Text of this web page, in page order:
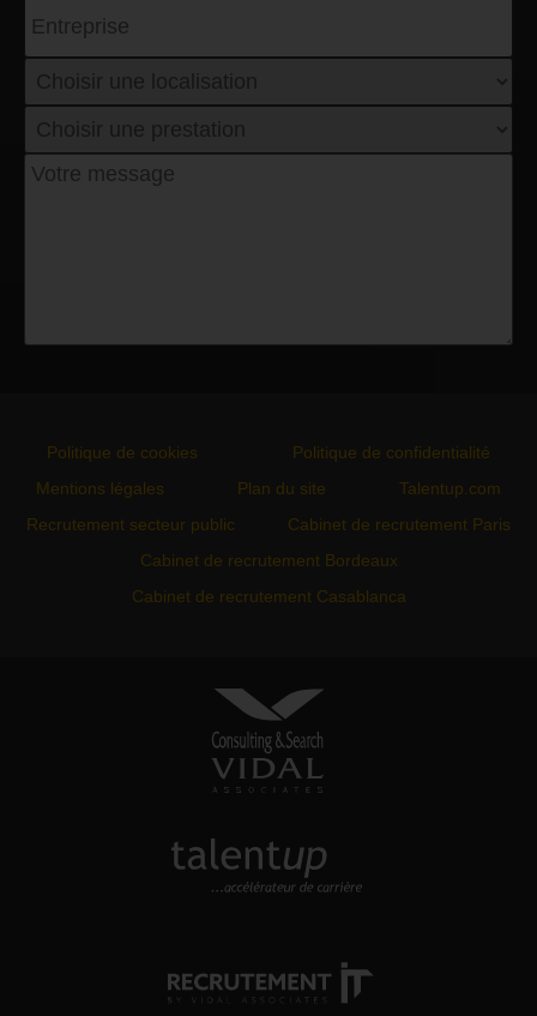
Politique de cookies
Politique de confidentialité
Mentions légales
Plan du site
Talentup.com
Recrutement secteur public
Cabinet de recrutement Paris
Cabinet de recrutement Bordeaux
Cabinet de recrutement Casablanca
VIDAL ASSOCIATES
conseil en recrutement et
approche directe
TALENTUP
découvrez notre site carrière
RECRUTEMENT-IT
toutes nos offres d'emploi dans